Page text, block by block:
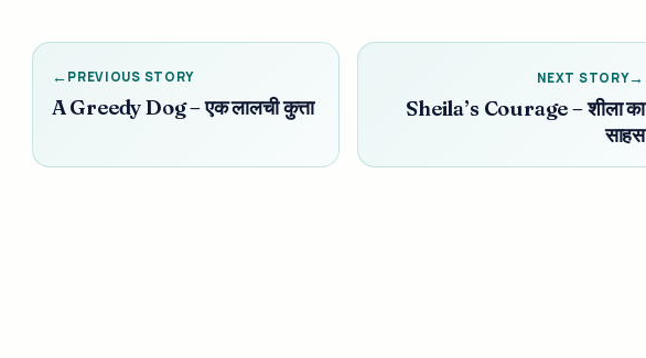
PREVIOUS STORY
A Greedy Dog – एक लालची कुत्ता
NEXT STORY
Sheila’s Courage – शीला का
साहस